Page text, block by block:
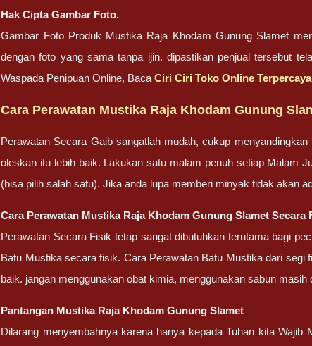
Hak Cipta Gambar Foto.
Gambar Foto Produk Mustika Raja Khodam Gunung Slamet
dengan foto yang sama tanpa ijin. dipastikan penjual tersebut
Waspada Penipuan Online, BacaCiri Ciri Toko Online Terpercaya
Cara Perawatan Mustika Raja Khodam Gunung
Perawatan Secara Gaib sangatlah mudah, cukup
oleskan itu lebih baik. Lakukan satu malam penuh setiap Malam
(bisa pilih salah satu). Jika anda lupa memberi minyak tidak akan
Cara Perawatan Mustika Raja Khodam Gunung Slamet Secara
Perawatan Secara Fisik tetap sangat dibutuhkan terutama bagi
Batu Mustika secara fisik. Cara Perawatan Batu Mustika dari
baik. jangan menggunakan obat kimia, menggunakan sabun
Pantangan Mustika Raja Khodam Gunung Slamet
Dilarang menyembahnya karena hanya kepada Tuhan kita